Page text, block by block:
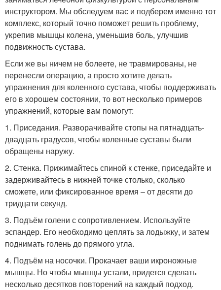
инструктором. Мы обследуем вас и подберем именно тот
комплекс, который точно поможет решить проблему,
укрепив мышцы колена, уменьшив боль, улучшив
подвижность сустава.
Если же вы ничем не болеете, не травмированы, не
перенесли операцию, а просто хотите делать
упражнения для коленного сустава, чтобы поддерживать
его в хорошем состоянии, то вот несколько примеров
упражнений, которые вам помогут:
1. Приседания. Разворачивайте стопы на пятнадцать-
двадцать градусов, чтобы коленные суставы были
обращены наружу.
2. Стенка. Прижимайтесь спиной к стенке, приседайте и
задерживайтесь в нижней точке столько, сколько
сможете, или фиксированное время – от десяти до
тридцати секунд.
3. Подъём голени с сопротивлением. Используйте
эспандер. Его необходимо цеплять за лодыжку, и затем
поднимать голень до прямого угла.
4. Подъём на носочки. Прокачает ваши икроножные
мышцы. Но чтобы мышцы устали, придется сделать
несколько десятков повторений на каждый подход.